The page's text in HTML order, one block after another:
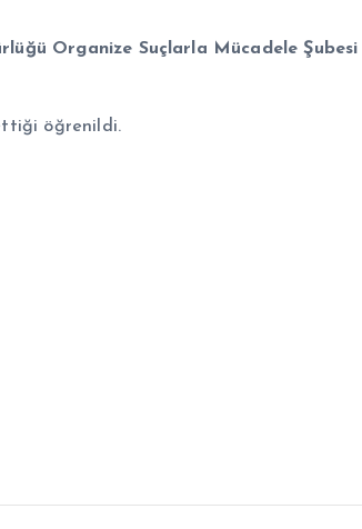
Organize Suçlarla Mücadele Şubesi
öğrenildi.